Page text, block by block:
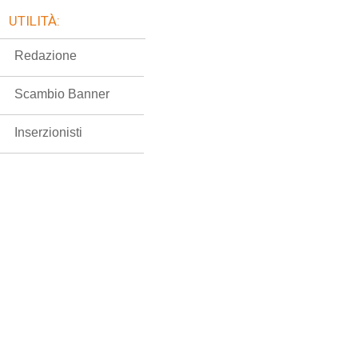
UTILITÀ:
Redazione
Scambio Banner
Inserzionisti